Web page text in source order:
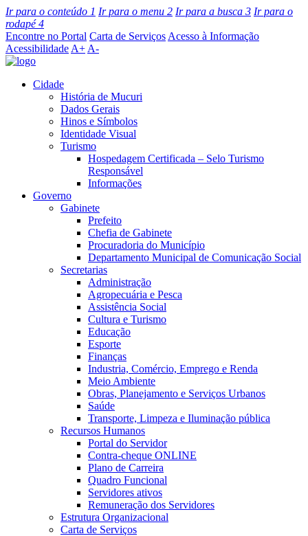
Ir para o conteúdo 1 Ir para o menu 2 Ir para a busca 3 Ir para o
rodapé4
Encontre no Portal Carta de Serviços Acesso à Informação
Acessibilidade A+ A-
Cidade
História de Mucuri
Dados Gerais
Hinos e Símbolos
Identidade Visual
Turismo
Hospedagem Certificada – Selo Turismo
Responsável
Informações
Governo
Gabinete
Prefeito
Chefia de Gabinete
Procuradoria do Município
Departamento Municipal de Comunicação Social
Secretarias
Administração
Agropecuária e Pesca
Assistência Social
Cultura e Turismo
Educação
Esporte
Finanças
Industria, Comércio, Emprego e Renda
Meio Ambiente
Obras, Planejamento e Serviços Urbanos
Saúde
Transporte, Limpeza e Iluminação pública
Recursos Humanos
Portal do Servidor
Contra-cheque ONLINE
Plano de Carreira
Quadro Funcional
Servidores ativos
Remuneração dos Servidores
Estrutura Organizacional
Carta de Serviços